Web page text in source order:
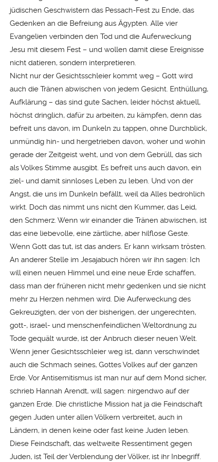
jüdischen Geschwistern das Pessach-Fest zu Ende, das
Gedenken an die Befreiung aus Ägypten. Alle vier
Evangelien verbinden den Tod und die Auferweckung
Jesu mit diesem Fest – und wollen damit diese Ereignisse
nicht datieren, sondern interpretieren.
Nicht nur der Gesichtsschleier kommt weg – Gott wird
auch die Tränen abwischen von jedem Gesicht. Enthüllung,
Aufklärung – das sind gute Sachen, leider höchst aktuell,
höchst dringlich, dafür zu arbeiten, zu kämpfen, denn das
befreit uns davon, im Dunkeln zu tappen, ohne Durchblick,
unmündig hin- und hergetrieben davon, woher und wohin
gerade der Zeitgeist weht, und von dem Gebrüll, das sich
als Volkes Stimme ausgibt. Es befreit uns auch davon, ein
ziel- und damit sinnloses Leben zu leben. Und von der
Angst, die uns im Dunkeln befällt, weil da Alles bedrohlich
wirkt. Doch das nimmt uns nicht den Kummer, das Leid,
den Schmerz. Wenn wir einander die Tränen abwischen, ist
das eine liebevolle, eine zärtliche, aber hilflose Geste.
Wenn Gott das tut, ist das anders. Er kann wirksam trösten.
An anderer Stelle im Jesajabuch hören wir ihn sagen: Ich
will einen neuen Himmel und eine neue Erde schaffen,
dass man der früheren nicht mehr gedenken und sie nicht
mehr zu Herzen nehmen wird. Die Auferweckung des
Gekreuzigten, der von der bisherigen, der ungerechten,
gott-, israel- und menschenfeindlichen Weltordnung zu
Tode gequält wurde, ist der Anbruch dieser neuen Welt.
Wenn jener Gesichtsschleier weg ist, dann verschwindet
auch die Schmach seines, Gottes Volkes auf der ganzen
Erde. Vor Antisemitismus ist man nur auf dem Mond sicher,
schrieb Hannah Arendt, will sagen: nirgendwo auf der
ganzen Erde. Die christliche Mission hat ja die Feindschaft
gegen Juden unter allen Völkern verbreitet, auch in
Ländern, in denen keine oder fast keine Juden leben.
Diese Feindschaft, das weltweite Ressentiment gegen
Juden, ist Teil der Verblendung der Völker, ist ihr Inbegriff.